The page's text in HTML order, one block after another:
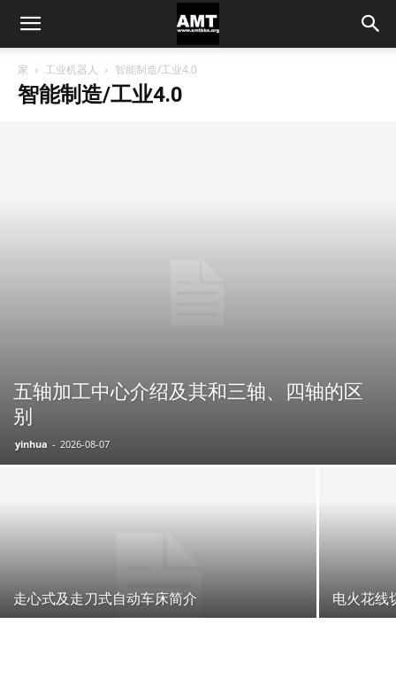
家 工业机器人 智能制造/工业4.0
智能制造/工业4.0
五轴加工中心介绍及其和三轴、四轴的区
别
yinhua - 2026-08-07
走心式及走刀式自动车床简介 电火花线